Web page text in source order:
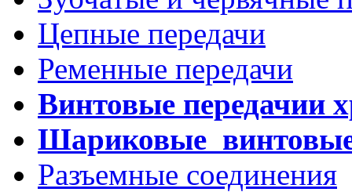
Цепные передачи
Ременные передачи
Винтовые передачии
Шариковые
Разъемные соединения